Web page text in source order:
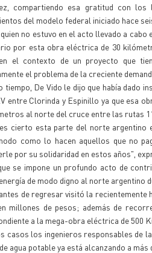
compartiendo esa gratitud con
del modelo federal iniciado hace
no estuvo en el acto llevado a
por esta obra eléctrica de 30
el contexto de un proyecto que
el problema de la creciente
tiempo, De Vido le dijo que había dado
entre Clorinda y Espinillo ya que esa
al norte del cruce entre las rutas
cierto esta parte del norte argentino
como lo hacen aquellos que no
por su solidaridad en estos años",
se impone un profundo acto de
de modo digno al norte argentino
de regresar visitó la recientemente
millones de pesos; además de
a la mega-obra eléctrica de 500
casos los ingenieros responsables de
agua potable ya está alcanzando a más